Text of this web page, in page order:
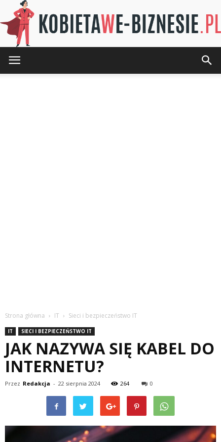
Strona główna IT Sieci i bezpieczeństwo IT
IT SIECI I BEZPIECZEŃSTWO IT
JAK NAZYWA SIĘ KABEL DO
INTERNETU?
Przez Redakcja - 22 sierpnia 2024 264 0